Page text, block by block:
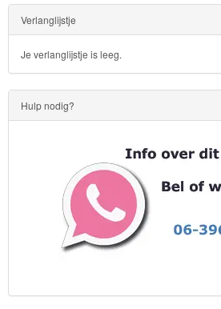
Verlanglijstje
Je verlanglijstje is leeg.
Hulp nodig?